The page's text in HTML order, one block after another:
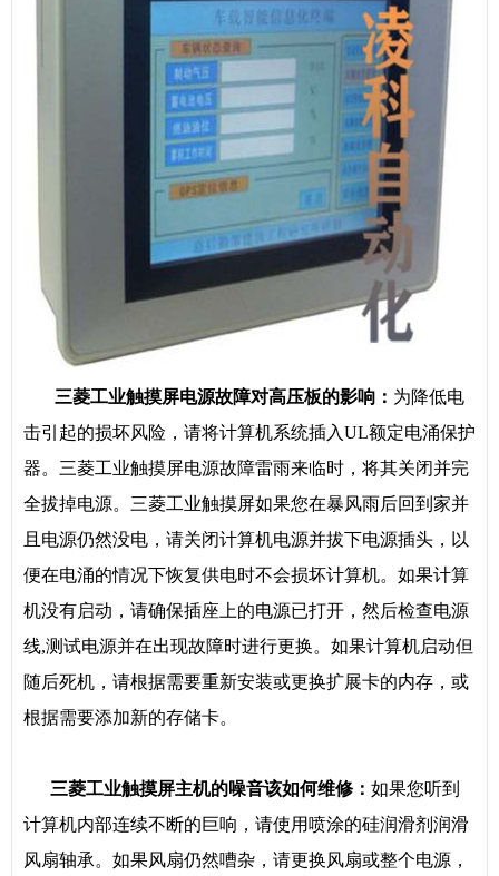
三菱工业触摸屏电源故障对高压板的影响： 为降低电
击引起的损坏风险，请将计算机系统插入UL额定电涌保护
器。三菱工业触摸屏电源故障雷雨来临时，将其关闭并完
全拔掉电源。三菱工业触摸屏如果您在暴风雨后回到家并
且电源仍然没电，请关闭计算机电源并拔下电源插头，以
便在电涌的情况下恢复供电时不会损坏计算机。如果计算
机没有启动，请确保插座上的电源已打开，然后检查电源
线,测试电源并在出现故障时进行更换。如果计算机启动但
随后死机，请根据需要重新安装或更换扩展卡的内存，或
根据需要添加新的存储卡。
三菱工业触摸屏主机的噪音该如何维修： 如果您听到
计算机内部连续不断的巨响，请使用喷涂的硅润滑剂润滑
风扇轴承。如果风扇仍然嘈杂，请更换风扇或整个电源，